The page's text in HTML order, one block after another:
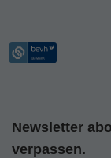
Newsletter
verpassen.